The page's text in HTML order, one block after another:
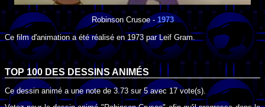
Robinson Crusoe- 1973
Ce film d'animation a été réalisé en 1973 parLeif Gram
TOP 100 DES DESSINS ANIMÉS
Ce dessin animé a une note de3.73 sur5 avec17vote(s).